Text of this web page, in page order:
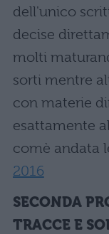
dell'unico
decise
molti
sorti mentre
con materie
esattamente
comè andata
2016
SECONDA
TRACCE E